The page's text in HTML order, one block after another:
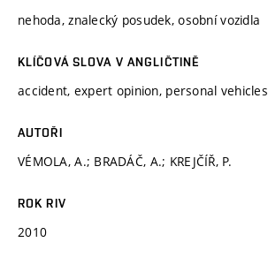
nehoda, znalecký posudek, osobní vozidla
KLÍČOVÁ SLOVA V ANGLIČTINĚ
accident, expert opinion, personal vehicles
AUTOŘI
VÉMOLA, A.; BRADÁČ, A.; KREJČÍŘ, P.
ROK RIV
2010